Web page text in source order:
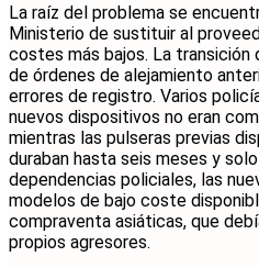
La raíz del problema se
Ministerio de sustituir al
costes más bajos. La transición
de órdenes de alejamiento
errores de registro. Varios
nuevos dispositivos no eran
mientras las pulseras previas
duraban hasta seis meses y
dependencias policiales, las
modelos de bajo coste
compraventa asiáticas, que
propios agresores.